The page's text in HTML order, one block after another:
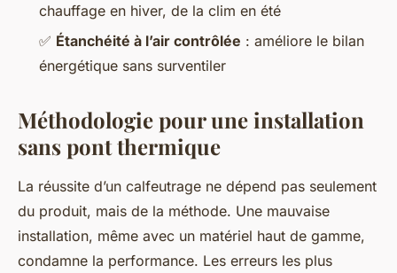
chauffage en hiver, de la clim en été
✅ Étanchéité à l’air contrôlée : améliore le bilan
énergétique sans surventiler
Méthodologie pour une installation
sans pont thermique
La réussite d’un calfeutrage ne dépend pas seulement
du produit, mais de la méthode. Une mauvaise
installation, même avec un matériel haut de gamme,
condamne la performance. Les erreurs les plus